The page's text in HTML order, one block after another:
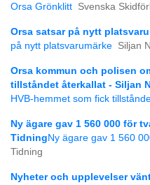
Orsa Grönklitt Svenska
Orsa satsar på nytt
på nytt platsvarumärke Siljan
Orsa kommun och polisen
tillståndet återkallat - Siljan
HVB-hemmet som fick
Ny ägare gav 1 560 000 för
Tidning Ny ägare gav 1 560
Tidning
Nyheter och upplevelser